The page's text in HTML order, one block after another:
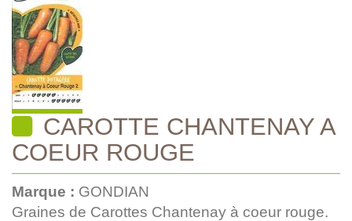
CAROTTE CHANTENAY A
COEUR ROUGE
Marque : GONDIAN
Graines de Carottes Chantenay à coeur rouge.